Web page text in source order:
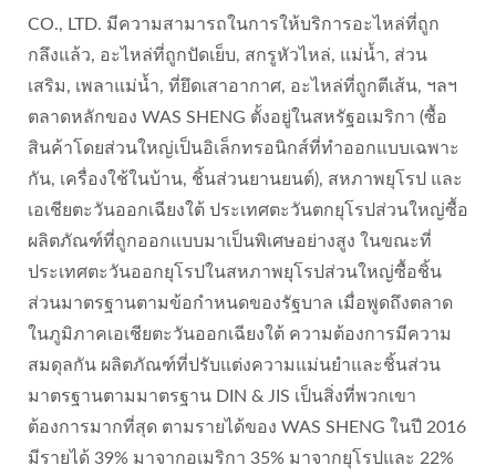
CO., LTD. มีความสามารถในการให้บริการอะไหล่ที่ถูก
กลึงแล้ว, อะไหล่ที่ถูกปัดเย็บ, สกรูหัวไหล่, แม่น้ำ, ส่วน
เสริม, เพลาแม่น้ำ, ที่ยึดเสาอากาศ, อะไหล่ที่ถูกตีเส้น, ฯลฯ
ตลาดหลักของ WAS SHENG ตั้งอยู่ในสหรัฐอเมริกา (ซื้อ
สินค้าโดยส่วนใหญ่เป็นอิเล็กทรอนิกส์ที่ทำออกแบบเฉพาะ
กัน, เครื่องใช้ในบ้าน, ชิ้นส่วนยานยนต์), สหภาพยุโรป และ
เอเชียตะวันออกเฉียงใต้ ประเทศตะวันตกยุโรปส่วนใหญ่ซื้อ
ผลิตภัณฑ์ที่ถูกออกแบบมาเป็นพิเศษอย่างสูง ในขณะที่
ประเทศตะวันออกยุโรปในสหภาพยุโรปส่วนใหญ่ซื้อชิ้น
ส่วนมาตรฐานตามข้อกำหนดของรัฐบาล เมื่อพูดถึงตลาด
ในภูมิภาคเอเชียตะวันออกเฉียงใต้ ความต้องการมีความ
สมดุลกัน ผลิตภัณฑ์ที่ปรับแต่งความแม่นยำและชิ้นส่วน
มาตรฐานตามมาตรฐาน DIN & JIS เป็นสิ่งที่พวกเขา
ต้องการมากที่สุด ตามรายได้ของ WAS SHENG ในปี 2016
มีรายได้ 39% มาจากอเมริกา 35% มาจากยุโรปและ 22%